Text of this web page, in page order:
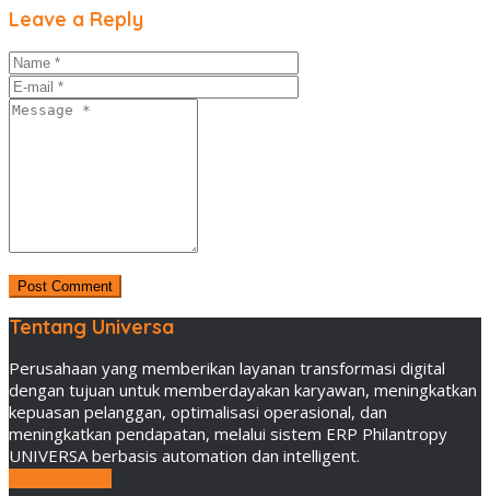
Leave a Reply
Tentang Universa
Perusahaan yang memberikan layanan transformasi digital
dengan tujuan untuk memberdayakan karyawan, meningkatkan
kepuasan pelanggan, optimalisasi operasional, dan
meningkatkan pendapatan, melalui sistem ERP Philantropy
UNIVERSA berbasis automation dan intelligent.